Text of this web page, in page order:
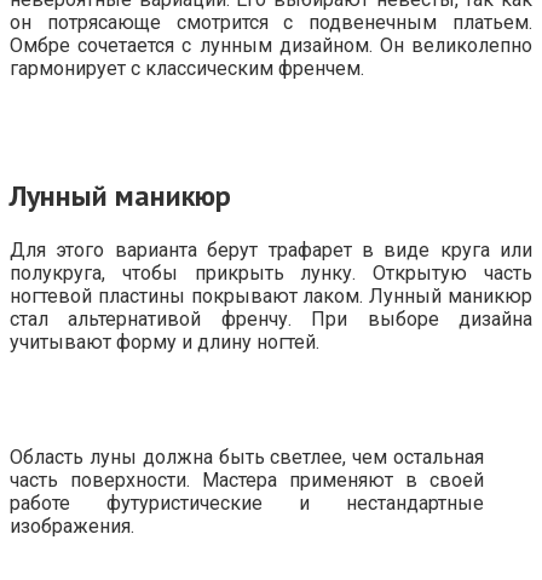
он потрясающе смотрится с подвенечным платьем.
Омбре сочетается с лунным дизайном. Он великолепно
гармонирует с классическим френчем.
Лунный маникюр
Для этого варианта берут трафарет в виде круга или
полукруга, чтобы прикрыть лунку. Открытую часть
ногтевой пластины покрывают лаком. Лунный маникюр
стал альтернативой френчу. При выборе дизайна
учитывают форму и длину ногтей.
Область луны должна быть светлее, чем остальная
часть поверхности. Мастера применяют в своей
работе футуристические и нестандартные
изображения.